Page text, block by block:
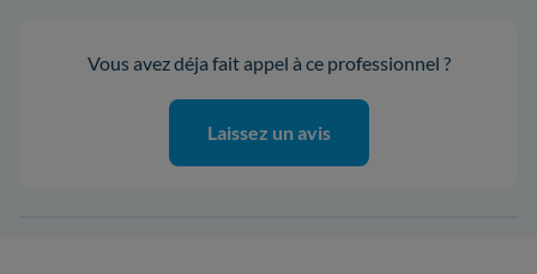
Vous avez déja fait appel à ce professionnel ?
Laissez un avis